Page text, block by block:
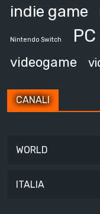
indie game
Nintendo Switch PC
videogame
CANALI
WORLD
ITALIA